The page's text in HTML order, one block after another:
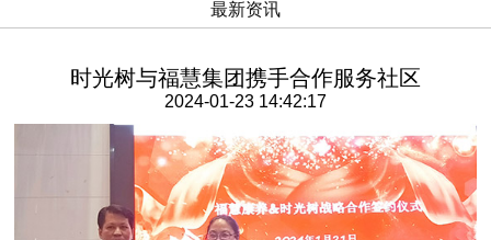
最新资讯
时光树与福慧集团携手合作服务社区
2024-01-23 14:42:17